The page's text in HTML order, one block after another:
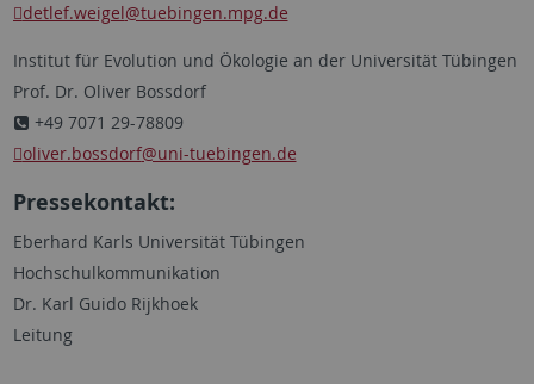
detlef.weigel@tuebingen.mpg.de
Institut für Evolution und Ökologie an der Universität Tübingen
Prof. Dr. Oliver Bossdorf
+49 7071 29-78809
oliver.bossdorf@uni-tuebingen.de
Pressekontakt:
Eberhard Karls Universität Tübingen
Hochschulkommunikation
Dr. Karl Guido Rijkhoek
Leitung